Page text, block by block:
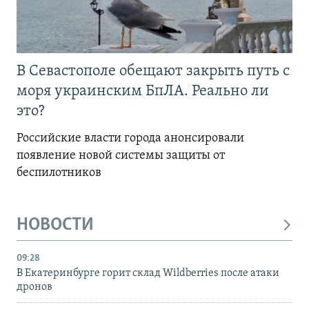
В Севастополе обещают закрыть путь с
моря украинским БпЛА. Реально ли
это?
Российские власти города анонсировали
появление новой системы защиты от
беспилотников
НОВОСТИ
09:28
В Екатеринбурге горит склад Wildberries после атаки
дронов